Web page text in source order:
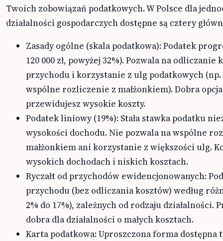
Twoich zobowiązań podatkowych. W Polsce dla
działalności gospodarczych dostępne są cztery
Zasady ogólne (skala podatkowa): Podatek
120 000 zł, powyżej 32%). Pozwala na
przychodu i korzystanie z ulg podatkowych
wspólne rozliczenie z małżonkiem). Dobra
przewidujesz wysokie koszty.
Podatek liniowy (19%): Stała stawka podatku
wysokości dochodu. Nie pozwala na wspólne
małżonkiem ani korzystanie z większości ulg.
wysokich dochodach i niskich kosztach.
Ryczałt od przychodów ewidencjonowanych:
przychodu (bez odliczania kosztów) według
2% do 17%), zależnych od rodzaju działalności.
dobra dla działalności o małych kosztach.
Karta podatkowa: Uproszczona forma dostępna